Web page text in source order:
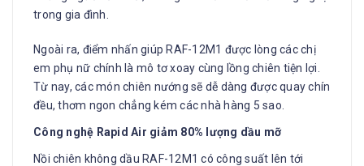
trong gia đình.
Ngoài ra, điểm nhấn giúp RAF-12M1 được lòng các chị
em phụ nữ chính là mô tơ xoay cùng lồng chiên tiện lợi.
Từ nay, các món chiên nướng sẽ dễ dàng được quay chín
đều, thơm ngon chẳng kém các nhà hàng 5 sao.
Công nghệ Rapid Air giảm 80% lượng dầu mỡ
Nồi chiên không dầu RAF-12M1 có công suất lên tới